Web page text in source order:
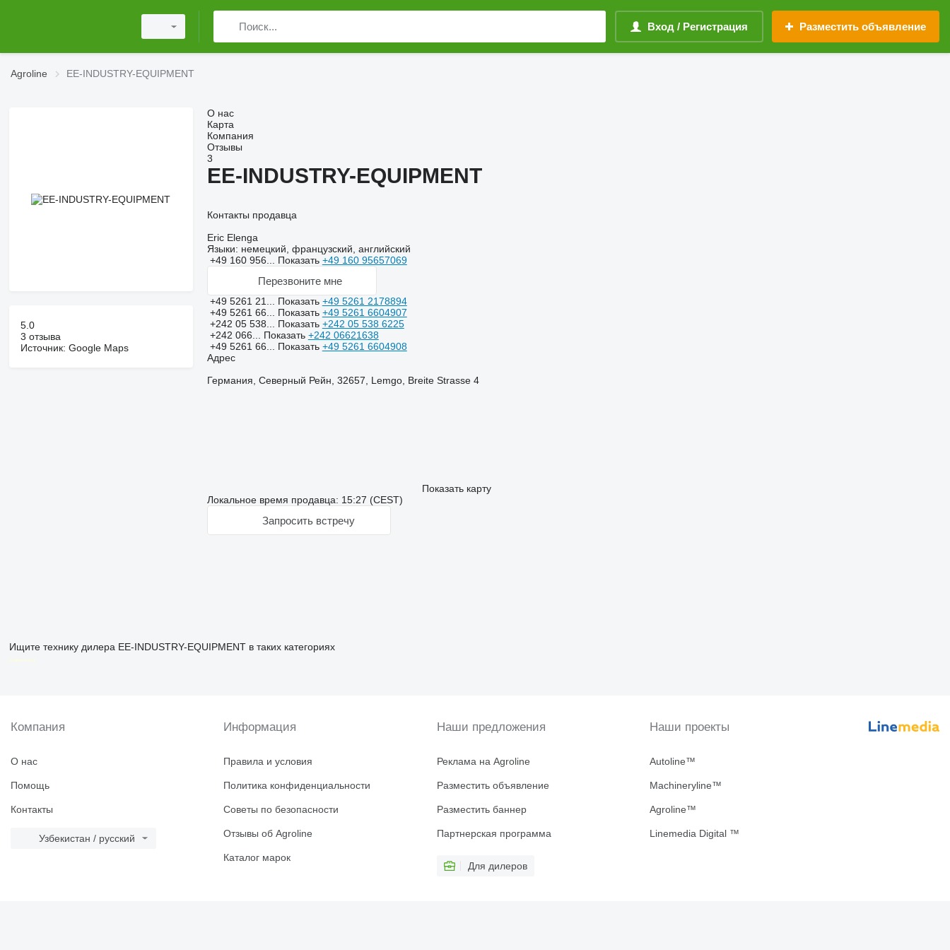
Вход / Регистрация Разместить объявление
Agroline EE-INDUSTRY-EQUIPMENT
5.0
3 отзыва
Источник: Google Maps
О нас
Карта
Компания
Отзывы
3
EE-INDUSTRY-EQUIPMENT
Контакты продавца
Eric Elenga
Языки: немецкий, французский, английский
+49 160 956... Показать +49 160 95657069
Перезвоните мне
+49 5261 21... Показать +49 5261 2178894
+49 5261 66... Показать +49 5261 6604907
+242 05 538... Показать +242 05 538 6225
+242 066... Показать +242 06621638
+49 5261 66... Показать +49 5261 6604908
Адрес
Германия, Северный Рейн, 32657, Lemgo, Breite Strasse 4
Показать карту
Локальное время продавца: 15:27 (CEST)
Запросить встречу
Ищите технику дилера EE-INDUSTRY-EQUIPMENT в таких категориях
disallow-in-dsa
Компания
О нас
Помощь
Контакты
Узбекистан / русский
Информация
Правила и условия
Политика конфиденциальности
Советы по безопасности
Отзывы об Agroline
Каталог марок
Наши предложения
Реклама на Agroline
Разместить объявление
Разместить баннер
Партнерская программа
Для дилеров
Наши проекты
Autoline™
Machineryline™
Agroline™
Linemedia Digital ™